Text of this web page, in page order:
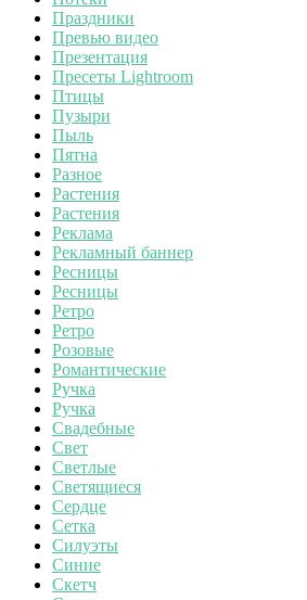
Праздники
Превью видео
Презентация
Пресеты Lightroom
Птицы
Пузыри
Пыль
Пятна
Разное
Растения
Растения
Реклама
Рекламный баннер
Ресницы
Ресницы
Ретро
Ретро
Розовые
Романтические
Ручка
Ручка
Свадебные
Свет
Светлые
Светящиеся
Сердце
Сетка
Силуэты
Синие
Скетч